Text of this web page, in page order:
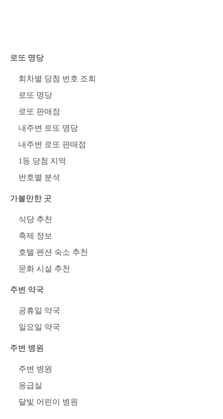
로또 명당
회차별 당첨 번호 조회
로또 명당
로또 판매점
내주변 로또 명당
내주변 로또 판매점
1등 당첨 지역
번호별 분석
가볼만한 곳
식당 추천
축제 정보
호텔 펜션 숙소 추천
문화 시설 추천
주변 약국
공휴일 약국
일요일 약국
주변 병원
주변 병원
응급실
달빛 어린이 병원